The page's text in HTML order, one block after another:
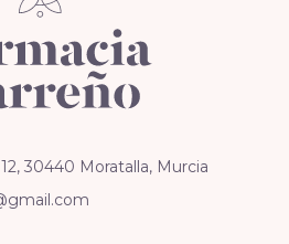
30440 Moratalla, Murcia